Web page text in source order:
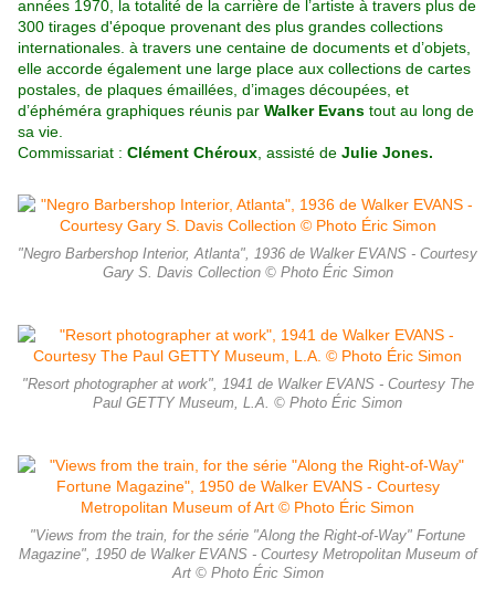
années 1970, la totalité de la carrière de l’artiste à travers plus de
300 tirages d'époque provenant des plus grandes collections
internationales. à travers une centaine de documents et d’objets,
elle accorde également une large place aux collections de cartes
postales, de plaques émaillées, d’images découpées, et
d’éphéméra graphiques réunis par Walker Evans tout au long de
sa vie.
Commissariat : Clément Chéroux , assisté de Julie Jones.
"Negro Barbershop Interior, Atlanta", 1936 de Walker EVANS - Courtesy
Gary S. Davis Collection © Photo Éric Simon
"Resort photographer at work", 1941 de Walker EVANS - Courtesy The
Paul GETTY Museum, L.A. © Photo Éric Simon
"Views from the train, for the série "Along the Right-of-Way" Fortune
Magazine", 1950 de Walker EVANS - Courtesy Metropolitan Museum of
Art © Photo Éric Simon